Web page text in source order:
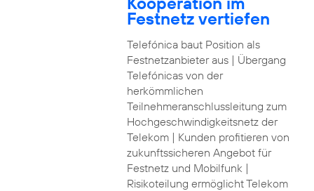
Festnetz vertiefen
Telefónica baut Position als
Festnetzanbieter aus | Übergang
Telefónicas von der
herkömmlichen
Teilnehmeranschlussleitung zum
Hochgeschwindigkeitsnetz der
Telekom | Kunden profitieren von
zukunftssicheren Angebot für
Festnetz und Mobilfunk |
Risikoteilung ermöglicht Telekom